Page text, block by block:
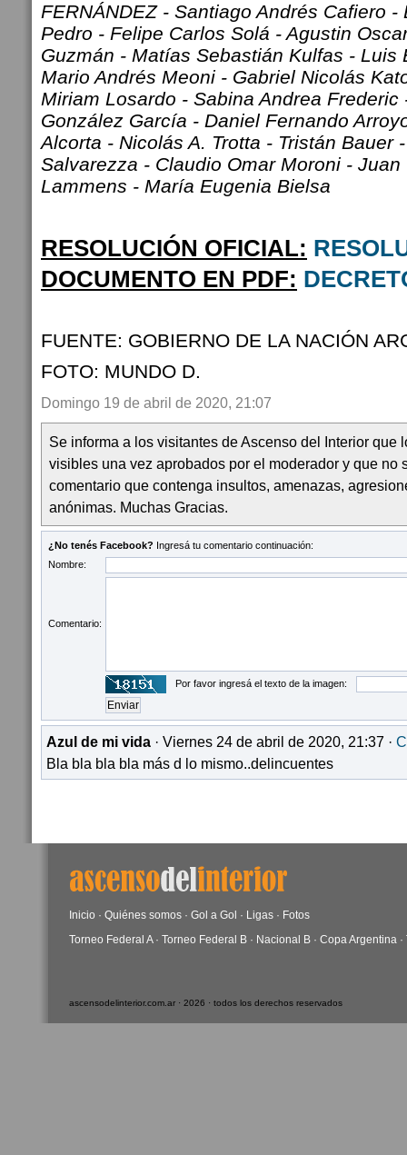
FERNÁNDEZ - Santiago Andrés Cafiero
Pedro - Felipe Carlos Solá - Agustin
Guzmán - Matías Sebastián Kulfas - Luis
Mario Andrés Meoni - Gabriel Nicolás
Miriam Losardo - Sabina Andrea Frederic
González García - Daniel Fernando
Alcorta - Nicolás A. Trotta - Tristán Bauer
Salvarezza - Claudio Omar Moroni -
Lammens - María Eugenia Bielsa
RESOLUCIÓN OFICIAL:
DOCUMENTO EN PDF:
FUENTE: GOBIERNO DE LA NACIÓN
FOTO: MUNDO D.
Domingo 19 de abril de 2020, 21:07
Se informa a los visitantes de Ascenso del Interior que
visibles una vez aprobados por el moderador y que no
comentario que contenga insultos, amenazas,
anónimas. Muchas Gracias.
¿No tenés Facebook? Ingresá tu comentario continuación:
Nombre:
Comentario:
Por favor ingresá el texto de la imagen:
Azul de mi vida · Viernes 24 de abril de 2020, 21:37 ·
Bla bla bla bla más d lo mismo..delincuentes
Inicio · Quiénes somos · Gol a Gol · Ligas · Fotos
Torneo Federal A· Torneo Federal B · Nacional B · Copa Argentina ·
ascensodelinterior.com.ar · 2026 · todos los derechos reservados